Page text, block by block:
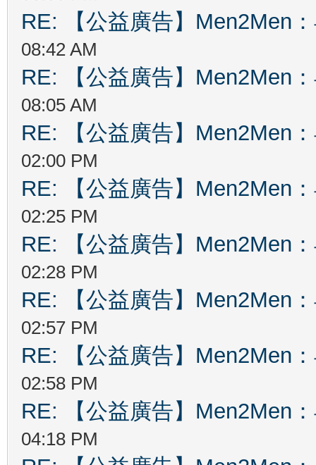
RE: 【公益廣告】Men2Men
08:42 AM
RE: 【公益廣告】Men2Men
08:05 AM
RE: 【公益廣告】Men2Men
02:00 PM
RE: 【公益廣告】Men2Men
02:25 PM
RE: 【公益廣告】Men2Men
02:28 PM
RE: 【公益廣告】Men2Men
02:57 PM
RE: 【公益廣告】Men2Men
02:58 PM
RE: 【公益廣告】Men2Men
04:18 PM